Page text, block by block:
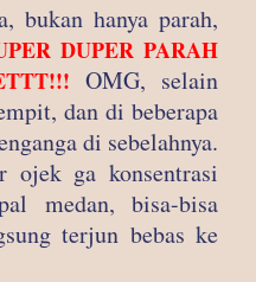
bukan hanya parah,
DUPER PARAH
OMG, selain
dan di beberapa
di sebelahnya.
ga konsentrasi
medan, bisa-bisa
terjun bebas ke